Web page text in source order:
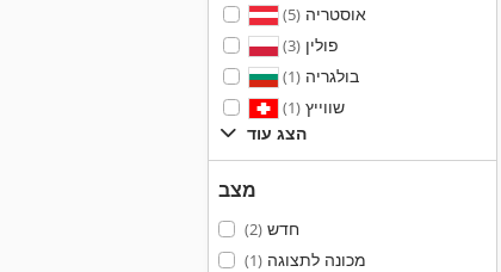
אוסטריה(5)
פולין(3)
בולגריה(1)
שווייץ(1)
הצג עוד
מצב
חדש(2)
מכונה לתצוגה(1)
מוט קראנק חזקה